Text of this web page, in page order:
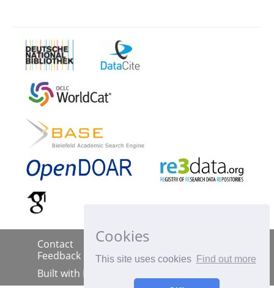
Cookies
This site uses cookies Find out more
Contact Imprint |
Feedback
Built with DSpace-CRIS